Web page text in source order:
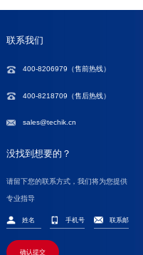
联系我们
400-8206979（售前热线）
400-8218709（售后热线）
sales@techik.cn
没找到想要的？
请留下您的联系方式，我们将为您提供
专业指导
确认提交